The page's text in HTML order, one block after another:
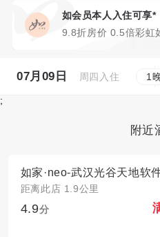
如会员本人入住可享*
9.8折房价 0.5倍彩虹
07月09日 周四入住 1
;
附近
距离此店 1.9公里
4.9分